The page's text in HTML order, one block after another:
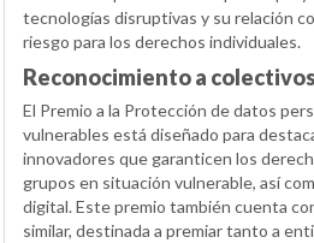
tecnologías disruptivas y su relación
riesgo para los derechos individuales.
Reconocimiento a
El Premio a la Protección de datos
vulnerables está diseñado para
innovadores que garanticen los
grupos en situación vulnerable, así
digital. Este premio también cuenta
similar, destinada a premiar tanto a